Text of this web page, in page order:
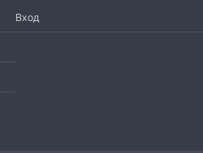
Вход